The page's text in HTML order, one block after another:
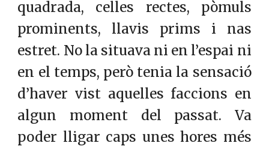
quadrada, celles rectes, pòmuls
prominents, llavis prims i nas
estret. No la situava ni en l’espai ni
en el temps, però tenia la sensació
d’haver vist aquelles faccions en
algun moment del passat. Va
poder lligar caps unes hores més